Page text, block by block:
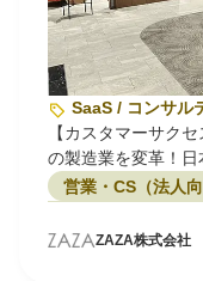
SaaS / コンサル
【カスタマーサク
の製造業を変革！
ー」でCS職募集（
営業・CS（法人向
ZAZA株式会社